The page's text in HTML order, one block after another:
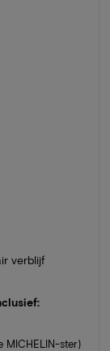
verblijf
MICHELIN-ster)